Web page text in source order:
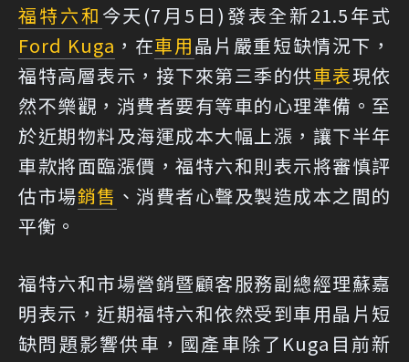
福特六和 今天(7月5日)發表全新21.5年式
Ford Kuga ，在車用晶片嚴重短缺情況下，
福特高層表示，接下來第三季的供車表現依
然不樂觀，消費者要有等車的心理準備。至
於近期物料及海運成本大幅上漲，讓下半年
車款將面臨漲價，福特六和則表示將審慎評
估市場銷售 、消費者心聲及製造成本之間的
平衡。
福特六和市場營銷暨顧客服務副總經理蘇嘉
明表示，近期福特六和依然受到車用晶片短
缺問題影響供車，國產車除了Kuga目前新